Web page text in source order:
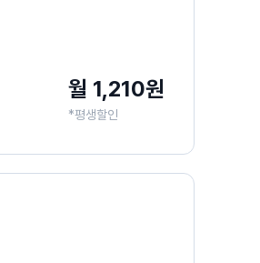
월 1,210원
*평생할인